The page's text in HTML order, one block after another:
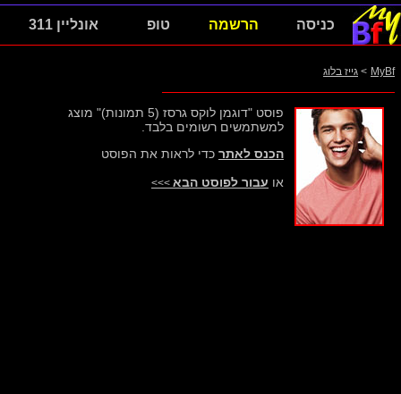
כניסה הרשמה טופ אונליין 311
MyBf
> גייז בלוג
פוסט "דוגמן לוקס גרסז (5 תמונות)" מוצג
למשתמשים רשומים בלבד.
הכנס לאתר כדי לראות את הפוסט
או עבור לפוסט הבא >>>